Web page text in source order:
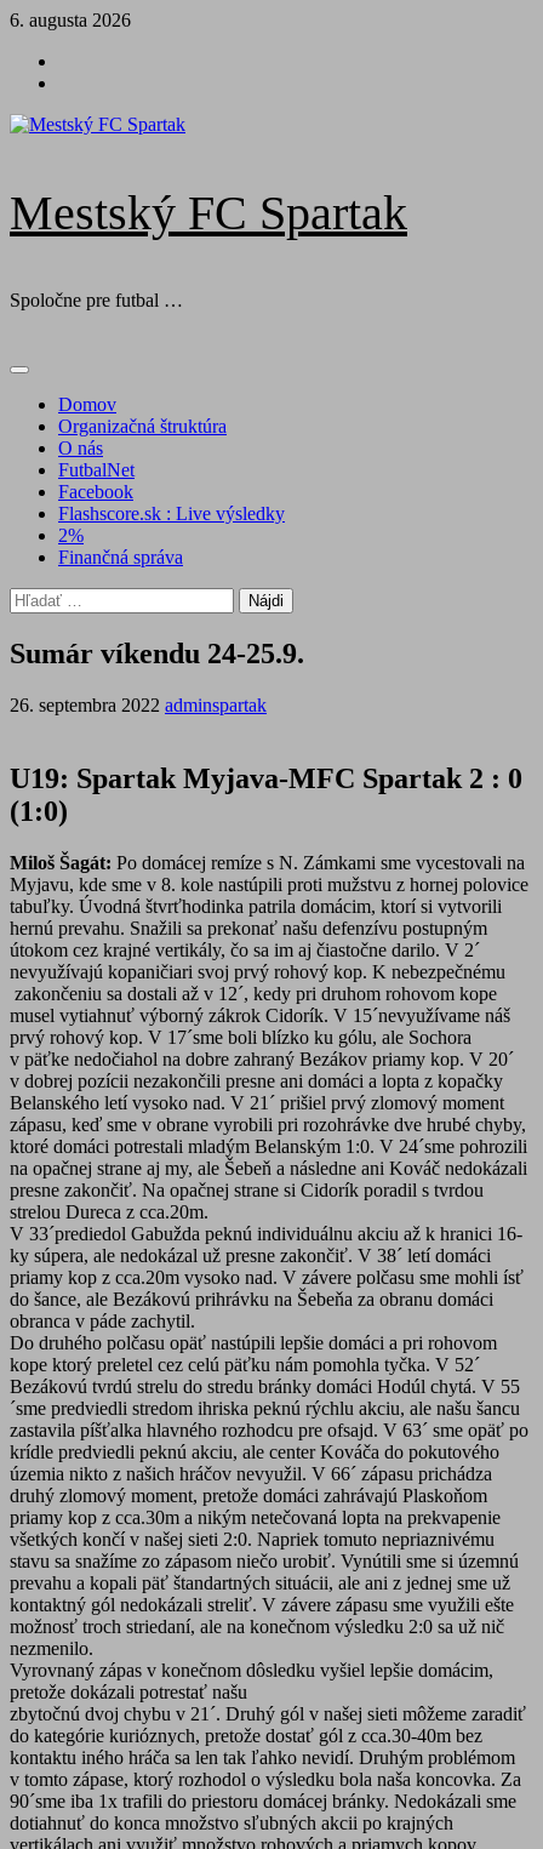
Skip
content
6. augusta 2026
Mestský FC Spartak
Spoločne pre futbal …
Primary
Domov
Organizačná štruktúra
O nás
FutbalNet
Facebook
Flashscore.sk : Live výsledky
2%
Finančná správa
Hľadať:
Sumár víkendu 24-25.9.
26. septembra 2022 adminspartak
U19: Spartak Myjava-MFC Spartak 2 : 0
(1:0)
Miloš Šagát: Po domácej remíze s N. Zámkami sme vycestovali na
Myjavu, kde sme v 8. kole nastúpili proti mužstvu z hornej polovice
tabuľky. Úvodná štvrťhodinka patrila domácim, ktorí si vytvorili
hernú prevahu. Snažili sa prekonať našu defenzívu postupným
útokom cez krajné vertikály, čo sa im aj čiastočne darilo. V 2´
nevyužívajú kopaničiari svoj prvý rohový kop. K nebezpečnému
zakončeniu sa dostali až v 12´, kedy pri druhom rohovom kope
musel vytiahnuť výborný zákrok Cidorík. V 15´nevyužívame náš
prvý rohový kop. V 17´sme boli blízko ku gólu, ale Sochora
v päťke nedočiahol na dobre zahraný Bezákov priamy kop. V 20´
v dobrej pozícii nezakončili presne ani domáci a lopta z kopačky
Belanského letí vysoko nad. V 21´ prišiel prvý zlomový moment
zápasu, keď sme v obrane vyrobili pri rozohrávke dve hrubé chyby,
ktoré domáci potrestali mladým Belanským 1:0. V 24´sme pohrozili
na opačnej strane aj my, ale Šebeň a následne ani Kováč nedokázali
presne zakončiť. Na opačnej strane si Cidorík poradil s tvrdou
strelou Dureca z cca.20m.
V 33´prediedol Gabužda peknú individuálnu akciu až k hranici 16-
ky súpera, ale nedokázal už presne zakončiť. V 38´ letí domáci
priamy kop z cca.20m vysoko nad. V závere polčasu sme mohli ísť
do šance, ale Bezákovú prihrávku na Šebeňa za obranu domáci
obranca v páde zachytil.
Do druhého polčasu opäť nastúpili lepšie domáci a pri rohovom
kope ktorý preletel cez celú päťku nám pomohla tyčka. V 52´
Bezákovú tvrdú strelu do stredu bránky domáci Hodúl chytá. V 55
´sme predviedli stredom ihriska peknú rýchlu akciu, ale našu šancu
zastavila píšťalka hlavného rozhodcu pre ofsajd. V 63´ sme opäť po
krídle predviedli peknú akciu, ale center Kováča do pokutového
územia nikto z našich hráčov nevyužil. V 66´ zápasu prichádza
druhý zlomový moment, pretože domáci zahrávajú Plaskoňom
priamy kop z cca.30m a nikým netečovaná lopta na prekvapenie
všetkých končí v našej sieti 2:0. Napriek tomuto nepriaznivému
stavu sa snažíme zo zápasom niečo urobiť. Vynútili sme si územnú
prevahu a kopali päť štandartných situácii, ale ani z jednej sme už
kontaktný gól nedokázali streliť. V závere zápasu sme využili ešte
možnosť troch striedaní, ale na konečnom výsledku 2:0 sa už nič
nezmenilo.
Vyrovnaný zápas v konečnom dôsledku vyšiel lepšie domácim,
pretože dokázali potrestať našu
zbytočnú dvoj chybu v 21´. Druhý gól v našej sieti môžeme zaradiť
do kategórie kurióznych, pretože dostať gól z cca.30-40m bez
kontaktu iného hráča sa len tak ľahko nevidí. Druhým problémom
v tomto zápase, ktorý rozhodol o výsledku bola naša koncovka. Za
90´sme iba 1x trafili do priestoru domácej bránky. Nedokázali sme
dotiahnuť do konca množstvo sľubných akcii po krajných
vertikálach ani využiť množstvo rohových a priamych kopov.